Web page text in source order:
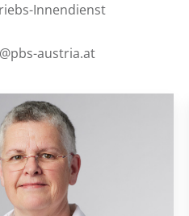
Innendienst
austria.at